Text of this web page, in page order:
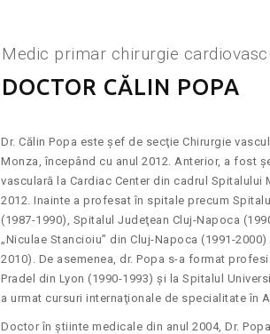
Medic primar chirurgie
DOCTOR CĂLIN POPA
Dr. Călin Popa este șef de secţie Chirurgie
Monza, începând cu anul 2012. Anterior, a fost
vasculară la Cardiac Center din cadrul Spitalului
2012. Inainte a profesat în spitale precum
(1987-1990), Spitalul Judeţean Cluj-Napoca
„Niculae Stancioiu” din Cluj-Napoca (1991-
2010). De asemenea, dr. Popa s-a format
Pradel din Lyon (1990-1993) și la Spitalul
a urmat cursuri internaţionale de specialitate în
Doctor în știinte medicale din anul 2004, Dr.